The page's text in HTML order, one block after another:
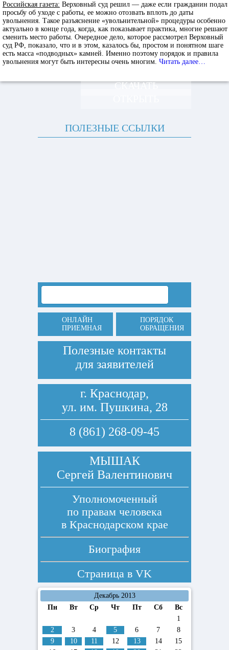
Российская газета: Верховный суд решил — даже если гражданин подал
просьбу об уходе с работы, ее можно отозвать вплоть до даты
увольнения. Такое разъяснение «увольнительной» процедуры особенно
актуально в конце года, когда, как показывает практика, многие решают
сменить место работы. Очередное дело, которое рассмотрел Верховный
суд РФ, показало, что и в этом, казалось бы, простом и понятном шаге
есть масса «подводных» камней. Именно поэтому порядок и правила
увольнения могут быть интересны очень многим. Читать далее…
СКАЧАТЬ
ПОЛЕЗНЫЕ ССЫЛКИ
ОНЛАЙН
ПРИЕМНАЯ
ПОРЯДОК
ОБРАЩЕНИЯ
Полезные контакты
для заявителей
г. Краснодар,
ул. им. Пушкина, 28
8 (861) 268-09-45
МЫШАК
Сергей Валентинович
Уполномоченный
по правам человека
в Краснодарском крае
Биография
Страница в VK
Декабрь 2013
Пн
Вт Ср Чт Пт Сб
Вс
1
2
3 4 5 6 7
8
9
10 11 12 13 14
15